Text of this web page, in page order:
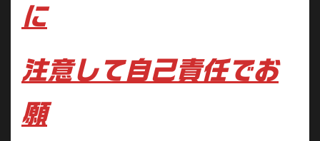
に
注意して自己責任でお
願